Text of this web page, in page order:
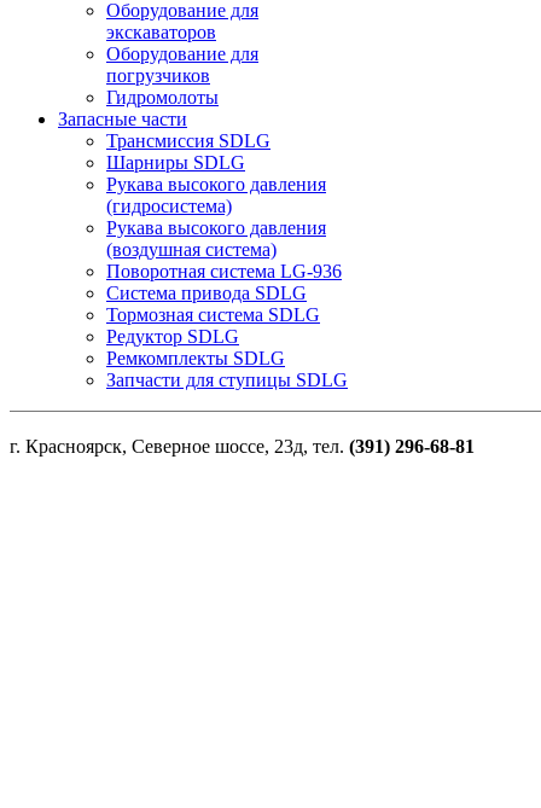
Оборудование для
экскаваторов
Оборудование для
погрузчиков
Гидромолоты
Запасные части
Трансмиссия SDLG
Шарниры SDLG
Рукава высокого давления
(гидросистема)
Рукава высокого давления
(воздушная система)
Поворотная система LG-936
Система привода SDLG
Тормозная система SDLG
Редуктор SDLG
Ремкомплекты SDLG
Запчасти для ступицы SDLG
г. Красноярск, Северное шоссе, 23д, тел. (391) 296-68-81